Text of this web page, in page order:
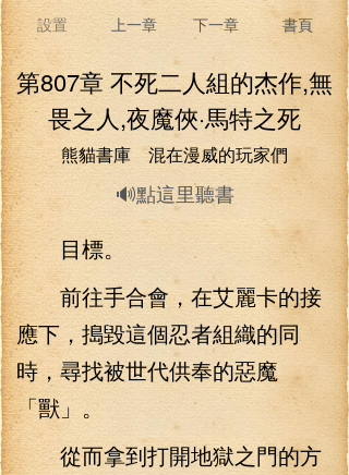
設置 上一章 下一章 書頁
第807章 不死二人組的杰作,無
畏之人,夜魔俠·馬特之死
熊貓書庫 混在漫威的玩家們
🔊點這里聽書
目標。
前往手合會，在艾麗卡的接
應下，搗毀這個忍者組織的同
時，尋找被世代供奉的惡魔
「獸」。
從而拿到打開地獄之門的方